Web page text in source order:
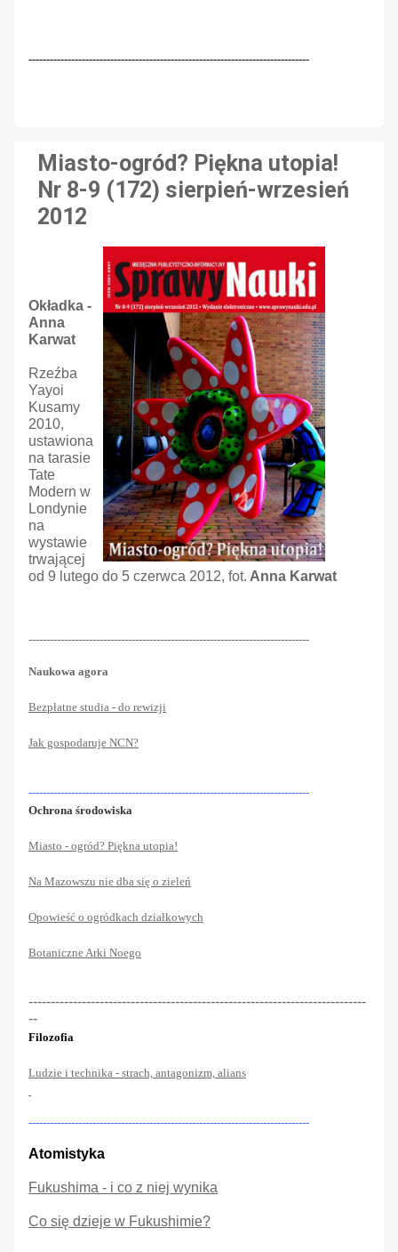
-------------------------------------------------------------------------------
Miasto-ogród? Piękna utopia!
Nr 8-9 (172) sierpień-wrzesień
2012
Okładka -
Anna
Karwat
Rzeźba
Yayoi
Kusamy
2010,
ustawiona
na tarasie
Tate
Modern w
Londynie
na
wystawie
trwającej
od 9 lutego do 5 czerwca 2012, fot. Anna Karwat
-------------------------------------------------------------------------------
Naukowa agora
Bezpłatne studia - do rewizji
Jak gospodaruje NCN?
-------------------------------------------------------------------------------
Ochrona środowiska
Miasto - ogród? Piękna utopia!
Na Mazowszu nie dba się o zieleń
Opowieść o ogródkach działkowych
Botaniczne Arki Noego
----------------------------------------------------------------------------
--
Filozofia
Ludzie i technika - strach, antagonizm, alians
-------------------------------------------------------------------------------
Atomistyka
Fukushima - i co z niej wynika
Co się dzieje w Fukushimie?